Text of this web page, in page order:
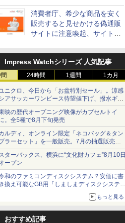
消費者庁、希少な商品を安く
販売すると見せかける偽通販
サイトに注意喚起、サイト名
Impress Watchシリーズ 人気記事
24時間 1週間 1カ月
ニクロ、今日から「お盆特別セール」。涼感
アサッカーワンピース待望値下げ、撥水ギア
ョーツは1990円に
映の歴代オープニング映像がカプセルトイ
。全5種で8月下旬発売
ルディ、オンライン限定「ネコバッグ＆タン
ラーセット」を一般販売。7月の抽選販売の
選無効分
ターバックス、横浜に“文化財カフェ”8月10日
ープン
和のファミコンディスクシステム？安価に書
換え可能なGB用「しましまディスクシステ
もっと見る
おすすめ記事